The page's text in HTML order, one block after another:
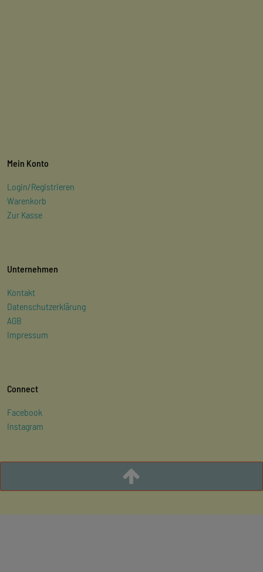
Mein Konto
Login/Registrieren
Warenkorb
Zur Kasse
Unternehmen
Kontakt
Datenschutzerklärung
AGB
Impressum
Connect
Facebook
Instagram